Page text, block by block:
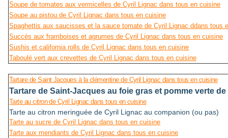
Soupe de tomates aux vermicelles de Cyril Lignac dans tous en cuisine
Soupe au pistou de Cyril Lignac dans tous en cuisine
Spaghettis aux saucisses et la sauce tomate de Cyril Lignac ddans tous
Succès aux framboises et agrumes de Cyril Lignac dans tous en cuisine
Sushis et california rolls de Cyril Lignac dans tous en cuisine
Taboulé vert aux crevettes de Cyril Lignac dans tous en cuisine
Tartare de Saint Jacques à la clémentine de Cyril Lignac dans tous en cuisine
Tartare de Saint-Jacques au foie gras et pomme verte
Tarte au citron de Cyril Lignac dans tous en cuisine
Tarte au citron meringuée de Cyril Lignac au companion (ou pas)
Tarte au sucre de Cyril Lignac dans tous en cuisine
Tarte aux mendiants de Cyril Lignac dans tous en cuisine